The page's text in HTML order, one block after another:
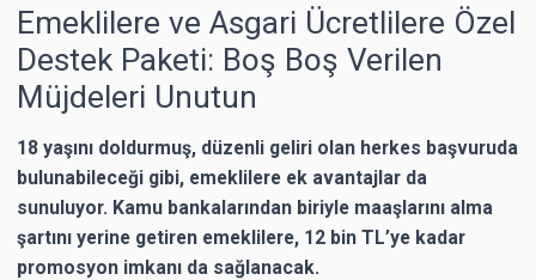
Emeklilere ve Asgari Ücretlilere Özel
Destek Paketi: Boş Boş Verilen
Müjdeleri Unutun
18 yaşını doldurmuş, düzenli geliri olan herkes başvuruda
bulunabileceği gibi, emeklilere ek avantajlar da
sunuluyor. Kamu bankalarından biriyle maaşlarını alma
şartını yerine getiren emeklilere, 12 bin TL’ye kadar
promosyon imkanı da sağlanacak.